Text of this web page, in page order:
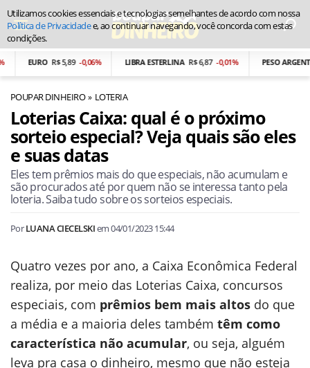
EURO R$ 5,89 -0,06% LIBRA ESTERLINA R$ 6,87 -0,01% PESO ARGENTINO
POUPAR DINHEIRO LOTERIA
Loterias Caixa: qual é o próximo
sorteio especial? Veja quais são eles
e suas datas
Eles tem prêmios mais do que especiais, não acumulam e
são procurados até por quem não se interessa tanto pela
loteria. Saiba tudo sobre os sorteios especiais.
PorLUANA CIECELSKIem04/01/2023 15:44
Quatro vezes por ano, a Caixa Econômica Federal
realiza, por meio das Loterias Caixa, concursos
especiais, com prêmios bem mais altos do que
a média e a maioria deles também têm como
característica não acumular, ou seja, alguém
leva pra casa o dinheiro, mesmo que não esteja
Utilizamos cookies essenciais e tecnologias semelhantes de acordo com nossa
Política de Privacidadee, ao continuar navegando, você concorda com estas
condições.